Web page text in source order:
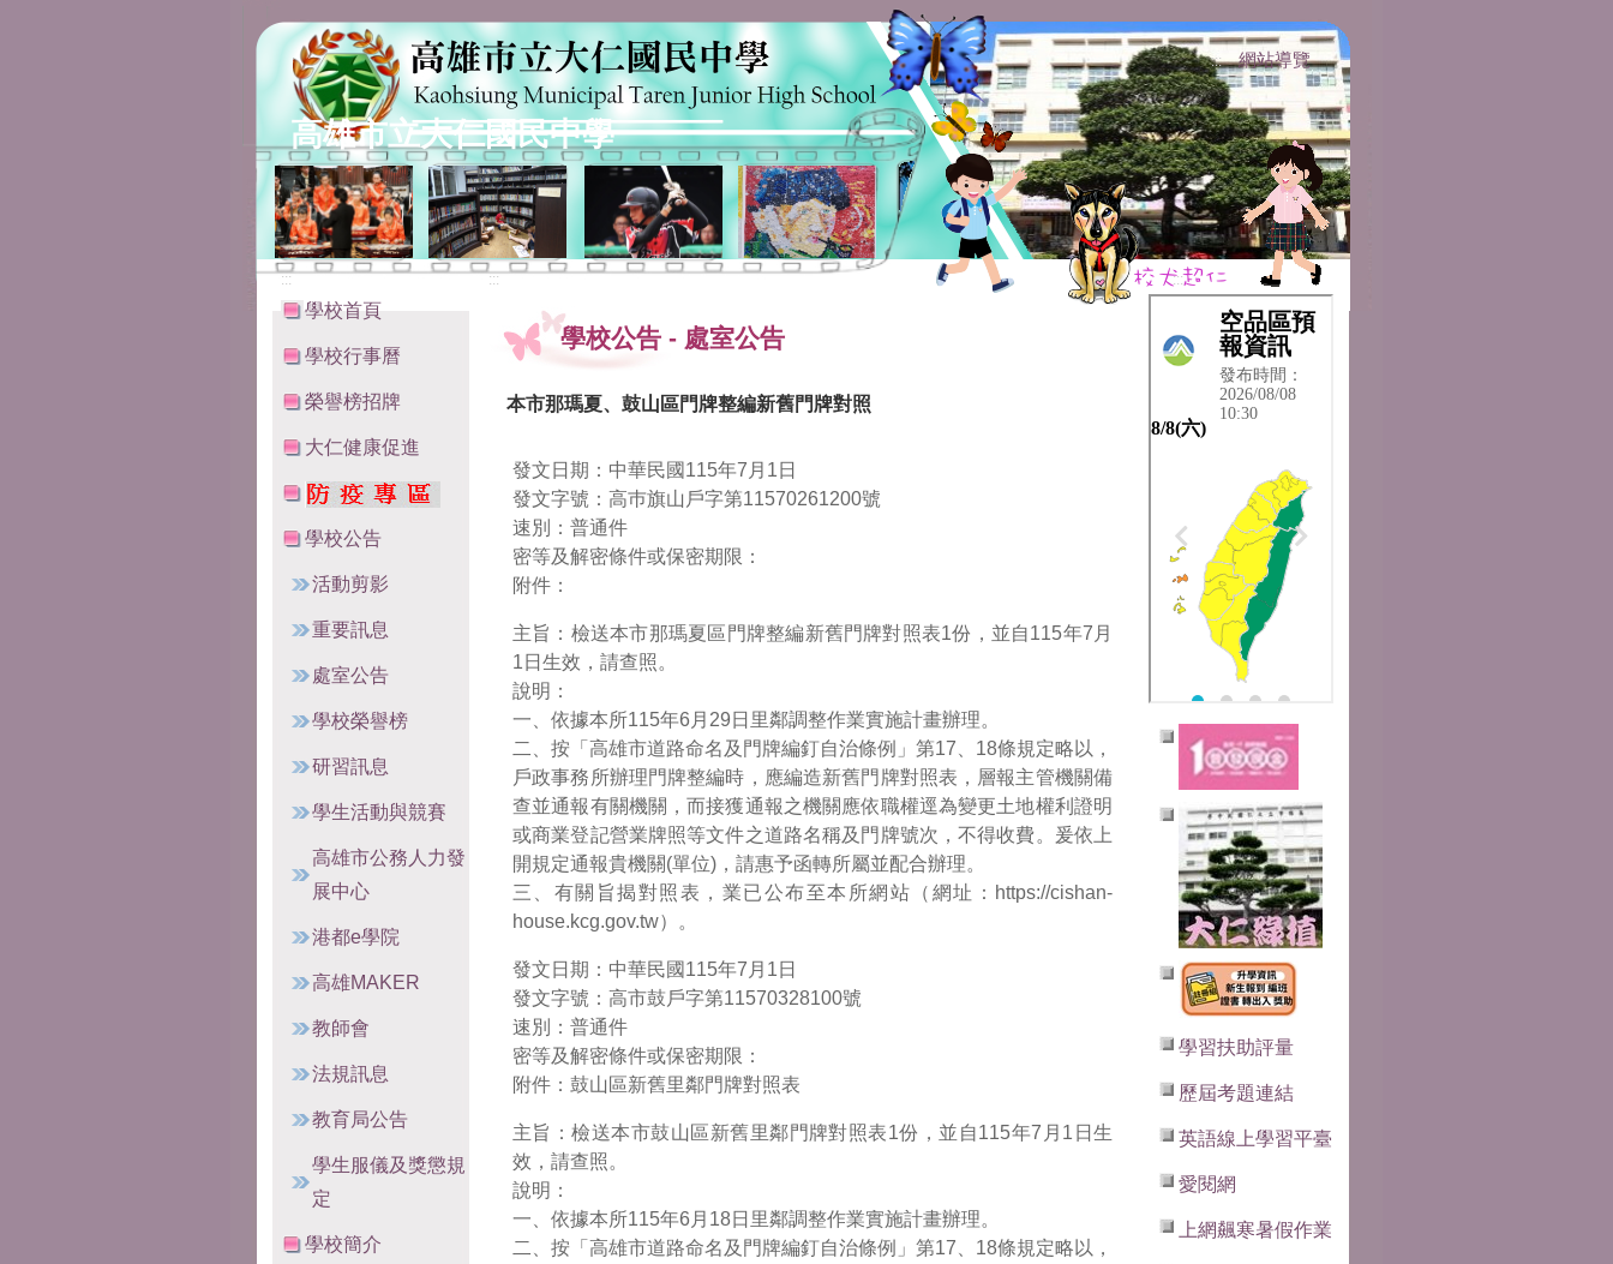
::: 網站導覽
高雄市立大仁國民中學
:::
學校首頁
學校行事曆
榮譽榜招牌
大仁健康促進
學校公告
活動剪影
重要訊息
處室公告
學校榮譽榜
研習訊息
學生活動與競賽
高雄市公務人力發
展中心
港都e學院
高雄MAKER
教師會
法規訊息
教育局公告
學生服儀及獎懲規
定
學校簡介
:::
學校公告 - 處室公告
本市那瑪夏、鼓山區門牌整編新舊門牌對照
發文日期：中華民國115年7月1日
發文字號：高巿旗山戶字第11570261200號
速別：普通件
密等及解密條件或保密期限：
附件：
主旨：檢送本市那瑪夏區門牌整編新舊門牌對照表1份，並自115年7月
1日生效，請查照。
說明：
一、依據本所115年6月29日里鄰調整作業實施計畫辦理。
二、按「高雄市道路命名及門牌編釘自治條例」第17、18條規定略以，
戶政事務所辦理門牌整編時，應編造新舊門牌對照表，層報主管機關備
查並通報有關機關，而接獲通報之機關應依職權逕為變更土地權利證明
或商業登記營業牌照等文件之道路名稱及門牌號次，不得收費。爰依上
開規定通報貴機關(單位)，請惠予函轉所屬並配合辦理。
三、有關旨揭對照表，業已公布至本所網站（網址：https://cishan-
house.kcg.gov.tw）。
發文日期：中華民國115年7月1日
發文字號：高市鼓戶字第11570328100號
速別：普通件
密等及解密條件或保密期限：
附件：鼓山區新舊里鄰門牌對照表
主旨：檢送本市鼓山區新舊里鄰門牌對照表1份，並自115年7月1日生
效，請查照。
說明：
一、依據本所115年6月18日里鄰調整作業實施計畫辦理。
二、按「高雄市道路命名及門牌編釘自治條例」第17、18條規定略以，
:::
學習扶助評量
歷屆考題連結
英語線上學習平臺
愛閱網
上網飆寒暑假作業